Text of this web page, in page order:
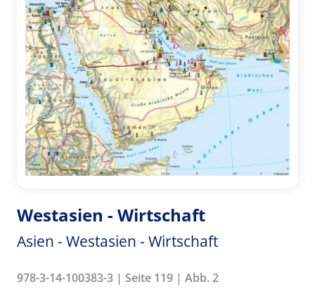
Westasien - Wirtschaft
Asien - Westasien - Wirtschaft
978-3-14-100383-3 | Seite 119 | Abb. 2